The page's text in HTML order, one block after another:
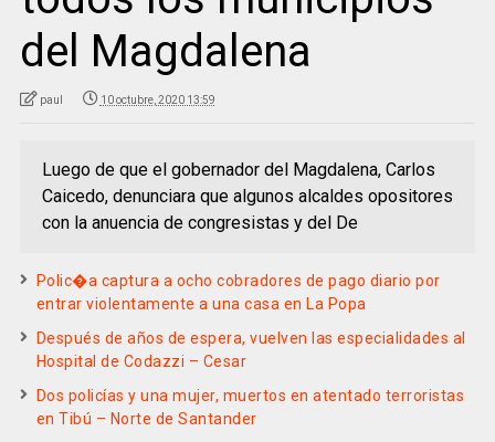
del Magdalena
paul 10 octubre, 2020 13:59
Luego de que el gobernador del Magdalena, Carlos
Caicedo, denunciara que algunos alcaldes opositores
con la anuencia de congresistas y del De
Polic�a captura a ocho cobradores de pago diario por
entrar violentamente a una casa en La Popa
Después de años de espera, vuelven las especialidades al
Hospital de Codazzi – Cesar
Dos policías y una mujer, muertos en atentado terroristas
en Tibú – Norte de Santander